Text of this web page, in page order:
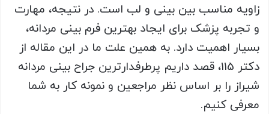
زاویه مناسب بین بینی و لب است. در نتیجه، مهارت
و تجربه پزشک برای ایجاد بهترین فرم بینی مردانه،
بسیار اهمیت دارد. به همین علت ما در این مقاله از
دکتر 115، قصد داریم پرطرفدارترین جراح بینی مردانه
شیراز را بر اساس نظر مراجعین و نمونه کار به شما
معرفی کنیم.